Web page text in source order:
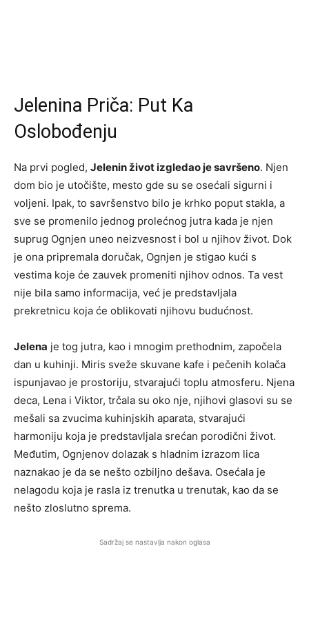
Jelenina Priča: Put Ka
Oslobođenju
Na prvi pogled, Jelenin život izgledao je savršeno. Njen
dom bio je utočište, mesto gde su se osećali sigurni i
voljeni. Ipak, to savršenstvo bilo je krhko poput stakla, a
sve se promenilo jednog prolećnog jutra kada je njen
suprug Ognjen uneo neizvesnost i bol u njihov život. Dok
je ona pripremala doručak, Ognjen je stigao kući s
vestima koje će zauvek promeniti njihov odnos. Ta vest
nije bila samo informacija, već je predstavljala
prekretnicu koja će oblikovati njihovu budućnost.
Jelena je tog jutra, kao i mnogim prethodnim, započela
dan u kuhinji. Miris sveže skuvane kafe i pečenih kolača
ispunjavao je prostoriju, stvarajući toplu atmosferu. Njena
deca, Lena i Viktor, trčala su oko nje, njihovi glasovi su se
mešali sa zvucima kuhinjskih aparata, stvarajući
harmoniju koja je predstavljala srećan porodični život.
Međutim, Ognjenov dolazak s hladnim izrazom lica
naznakao je da se nešto ozbiljno dešava. Osećala je
nelagodu koja je rasla iz trenutka u trenutak, kao da se
nešto zloslutno sprema.
Sadržaj se nastavlja nakon oglasa